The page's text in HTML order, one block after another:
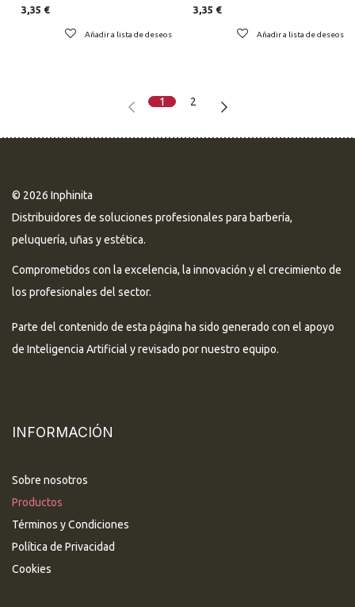
3,35 €
Añadir a lista de deseos
3,35 €
Añadir a lista de deseos
1 2
© 2026 Inphinita
Distribuidores de soluciones profesionales para barbería,
peluquería, uñas y estética.
Comprometidos con la excelencia, la innovación y el crecimiento de
los profesionales del sector.
Parte del contenido de esta página ha sido generado con el apoyo
de Inteligencia Artificial y revisado por nuestro equipo.
INFORMACIÓN
Sobre nosotros
Productos
Términos y Condiciones
Política de Privacidad
Cookies